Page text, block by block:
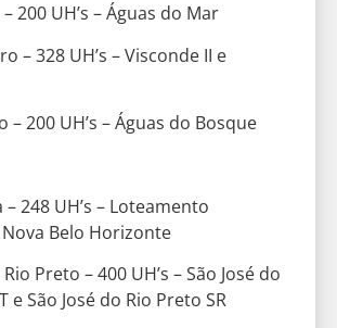
200 UH’s – Águas do Mar
– 328 UH’s – Visconde II e
– 200 UH’s – Águas do Bosque
248 UH’s – Loteamento
Belo Horizonte
Preto – 400 UH’s – São José do
e São José do Rio Preto SR